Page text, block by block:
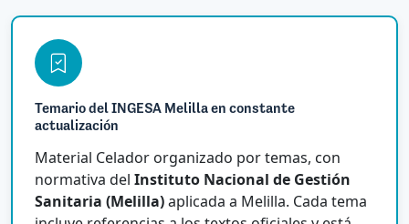
Temario del INGESA Melilla en constante
actualización
Material Celador organizado por temas, con
normativa del Instituto Nacional de Gestión
Sanitaria (Melilla)aplicada a Melilla. Cada tema